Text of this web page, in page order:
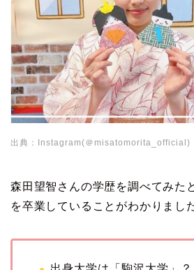
出典：Instagram(＠misatomorita_official)
森田望智さんの学歴を調べてみた
を卒業していることがわかりまし